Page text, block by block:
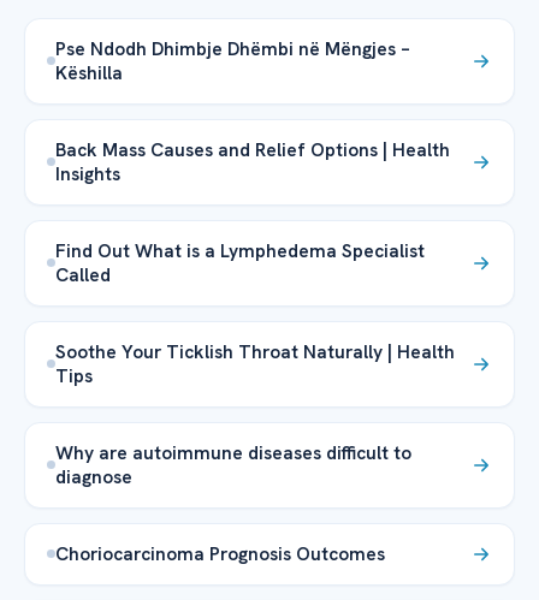
Pse Ndodh Dhimbje Dhëmbi në Mëngjes –
Këshilla
Back Mass Causes and Relief Options | Health
Insights
Find Out What is a Lymphedema Specialist
Called
Soothe Your Ticklish Throat Naturally | Health
Tips
Why are autoimmune diseases difficult to
diagnose
Choriocarcinoma Prognosis Outcomes